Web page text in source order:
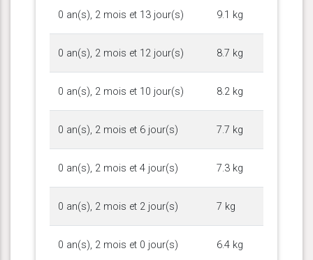
0 an(s), 2 mois et 13 jour(s) 9.1 kg
0 an(s), 2 mois et 12 jour(s) 8.7 kg
0 an(s), 2 mois et 10 jour(s) 8.2 kg
0 an(s), 2 mois et 6 jour(s) 7.7 kg
0 an(s), 2 mois et 4 jour(s) 7.3 kg
0 an(s), 2 mois et 2 jour(s) 7 kg
0 an(s), 2 mois et 0 jour(s) 6.4 kg